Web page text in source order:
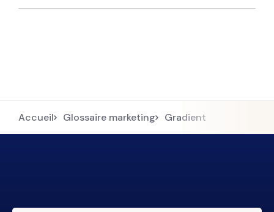
Accueil Glossaire marketing Gradient